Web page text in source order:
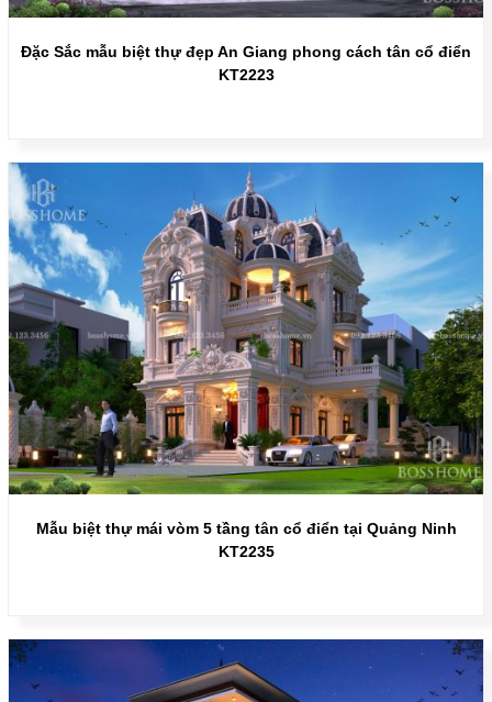
Đặc Sắc mẫu biệt thự đẹp An Giang phong cách tân cổ điển
KT2223
Mẫu biệt thự mái vòm 5 tầng tân cổ điển tại Quảng Ninh
KT2235